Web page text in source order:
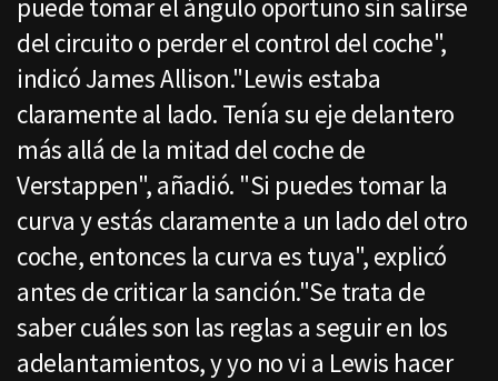
puede tomar el ángulo oportuno sin salirse
del circuito o perder el control del coche",
indicó James Allison."Lewis estaba
claramente al lado. Tenía su eje delantero
más allá de la mitad del coche de
Verstappen", añadió. "Si puedes tomar la
curva y estás claramente a un lado del otro
coche, entonces la curva es tuya", explicó
antes de criticar la sanción."Se trata de
saber cuáles son las reglas a seguir en los
adelantamientos, y yo no vi a Lewis hacer